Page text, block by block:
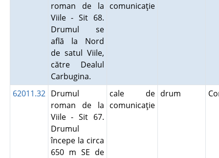
roman de la
Viile - Sit 68.
Drumul se
află la Nord
de satul Viile,
către Dealul
Carbugina.
comunicaţie
62011.32 Drumul
roman de la
Viile - Sit 67.
Drumul
începe la circa
650 m SE de
cale de
comunicaţie
drum